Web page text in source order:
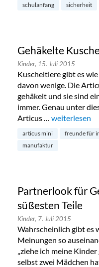
schulanfang
sicherheit
Gehäkelte
Kinder, 15. Juli 2015
Kuscheltiere gibt es
davon wenige. Die
gehäkelt und sie sind
immer. Genau unter
Articus … „Gehäkelte
weiterlesen
articus mini freunde für
manufaktur
Partnerlook für
süßesten Teile
Kinder, 7. Juli 2015
Wahrscheinlich gibt es
Meinungen so
„ziehe ich meine
selbst zwei Mädchen